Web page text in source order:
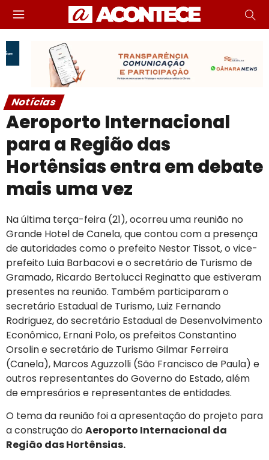
Notícias
Aeroporto Internacional
para a Região das
Hortênsias entra em debate
mais uma vez
Na última terça-feira (21), ocorreu uma reunião no
Grande Hotel de Canela, que contou com a presença
de autoridades como o prefeito Nestor Tissot, o vice-
prefeito Luia Barbacovi e o secretário de Turismo de
Gramado, Ricardo Bertolucci Reginatto que estiveram
presentes na reunião. Também participaram o
secretário Estadual de Turismo, Luiz Fernando
Rodriguez, do secretário Estadual de Desenvolvimento
Econômico, Ernani Polo, os prefeitos Constantino
Orsolin e secretário de Turismo Gilmar Ferreira
(Canela), Marcos Aguzzolli (São Francisco de Paula) e
outros representantes do Governo do Estado, além
de empresários e representantes de entidades.
O tema da reunião foi a apresentação do projeto para
a construção doAeroporto Internacional da
Região das Hortênsias.